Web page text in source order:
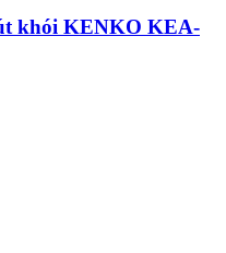
khói KENKO KEA-